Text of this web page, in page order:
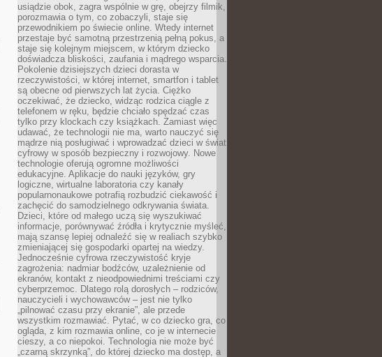
usiądzie obok, zagra wspólnie w grę, obejrzy filmik,
porozmawia o tym, co zobaczyli, staje się
przewodnikiem po świecie online. Wtedy internet
przestaje być samotną przestrzenią pełną pokus, a
staje się kolejnym miejscem, w którym dziecko
doświadcza bliskości, zaufania i mądrego wsparcia.
Pokolenie dzisiejszych dzieci dorasta w
rzeczywistości, w której internet, smartfon i tablet
są obecne od pierwszych lat życia. Ciężko
oczekiwać, że dziecko, widząc rodzica ciągle z
telefonem w ręku, będzie chciało spędzać czas
tylko przy klockach czy książkach. Zamiast więc
udawać, że technologii nie ma, warto nauczyć się
mądrze nią posługiwać i wprowadzać dzieci w świat
cyfrowy w sposób bezpieczny i rozwojowy. Nowe
technologie oferują ogromne możliwości
edukacyjne. Aplikacje do nauki języków, gry
logiczne, wirtualne laboratoria czy kanały
popularnonaukowe potrafią rozbudzić ciekawość i
zachęcić do samodzielnego odkrywania świata.
Dzieci, które od małego uczą się wyszukiwać
informacje, porównywać źródła i krytycznie myśleć,
mają szansę lepiej odnaleźć się w realiach szybko
zmieniającej się gospodarki opartej na wiedzy.
Jednocześnie cyfrowa rzeczywistość kryje
zagrożenia: nadmiar bodźców, uzależnienie od
ekranów, kontakt z nieodpowiednimi treściami czy
cyberprzemoc. Dlatego rolą dorosłych – rodziców,
nauczycieli i wychowawców – jest nie tylko
„pilnować czasu przy ekranie”, ale przede
wszystkim rozmawiać. Pytać, w co dziecko gra, co
ogląda, z kim rozmawia online, co je w internecie
cieszy, a co niepokoi. Technologia nie może być
„czarną skrzynką”, do której dziecko ma dostęp, a